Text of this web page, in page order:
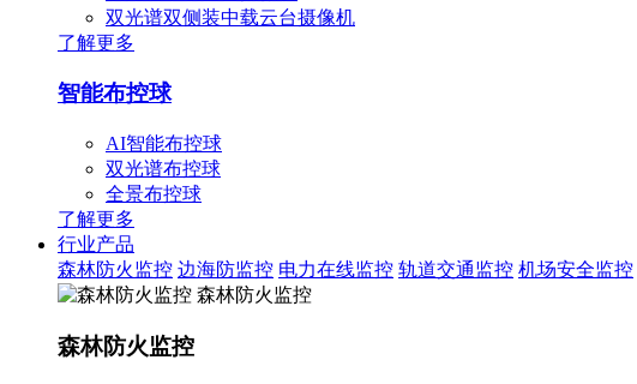
双光谱双侧装中载云台摄像机
了解更多
智能布控球
AI智能布控球
双光谱布控球
全景布控球
了解更多
行业产品
森林防火监控 边海防监控 电力在线监控 轨道交通监控 机场安全监控
森林防火监控
森林防火监控